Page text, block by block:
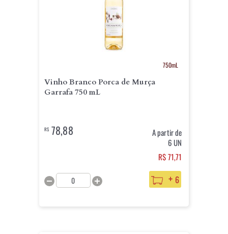
750mL
Vinho Branco Porca de Murça
Garrafa 750 mL
R$78,88
A partir de
6 UN
R$ 71,71
+ 6